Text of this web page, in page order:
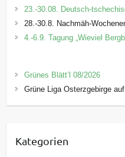
23.-30.08. Deutsch-
28.-30.8. Nachmäh-
4.-6.9. Tagung „Wieviel
Grünes Blätt’l 08/2026
Grüne Liga Osterzgebirge auf
Kategorien